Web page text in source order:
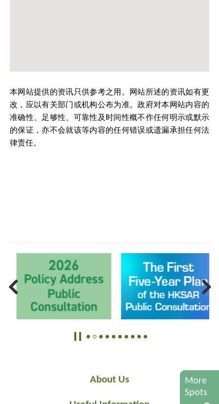
本网站提供的资讯只供参考之用。网站所述的资讯如有更
改，应以有关部门或机构公布为准。政府对本网站内容的
准确性、足够性、可靠性及时间性概不作任何明示或默示
的保证，亦不会就该等内容的任何错误或遗漏承担任何法
律责任。
About Us
More
Spots